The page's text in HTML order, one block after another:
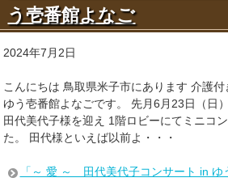
う壱番館よなご
2024年7月2日
こんにちは 鳥取県米子市にあります 介護
ゆう壱番館よなごです。 先月6月23日（日
田代美代子様を迎え 1階ロビーにてミニコ
た。 田代様といえば以前よ・・・
「～ 愛 ～ 田代美代子コンサート in ゆ